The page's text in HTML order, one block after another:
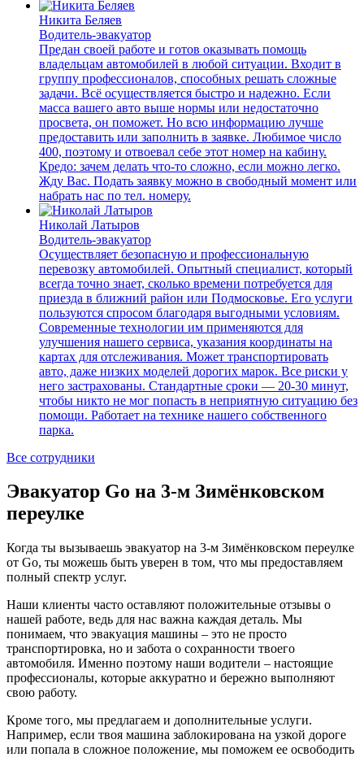
Никита Беляев
Водитель-эвакуатор
Предан своей работе и готов оказывать помощь
владельцам автомобилей в любой ситуации. Входит в
группу профессионалов, способных решать сложные
задачи. Всё осуществляется быстро и надежно. Если
масса вашего авто выше нормы или недостаточно
просвета, он поможет. Но всю информацию лучше
предоставить или заполнить в заявке. Любимое число
400, поэтому и отвоевал себе этот номер на кабину.
Кредо: зачем делать что-то сложно, если можно легко.
Жду Вас. Подать заявку можно в свободный момент или
набрать нас по тел. номеру.
Николай Латыров
Водитель-эвакуатор
Осуществляет безопасную и профессиональную
перевозку автомобилей. Опытный специалист, который
всегда точно знает, сколько времени потребуется для
приезда в ближний район или Подмосковье. Его услуги
пользуются спросом благодаря выгодными условиям.
Современные технологии им применяются для
улучшения нашего сервиса, указания координаты на
картах для отслеживания. Может транспортировать
авто, даже низких моделей дорогих марок. Все риски у
него застрахованы. Стандартные сроки — 20-30 минут,
чтобы никто не мог попасть в неприятную ситуацию без
помощи. Работает на технике нашего собственного
парка.
Все сотрудники
Эвакуатор Go на 3-м Зимёнковском
переулке
Когда ты вызываешь эвакуатор на 3-м Зимёнковском переулке
от Go, ты можешь быть уверен в том, что мы предоставляем
полный спектр услуг.
Наши клиенты часто оставляют положительные отзывы о
нашей работе, ведь для нас важна каждая деталь. Мы
понимаем, что эвакуация машины – это не просто
транспортировка, но и забота о сохранности твоего
автомобиля. Именно поэтому наши водители – настоящие
профессионалы, которые аккуратно и бережно выполняют
свою работу.
Кроме того, мы предлагаем и дополнительные услуги.
Например, если твоя машина заблокирована на узкой дороге
или попала в сложное положение, мы поможем ее освободить